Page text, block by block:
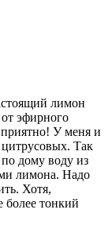
лимон
эфирного
У меня и
Так
дому воду из
лимона. Надо
Хотя,
более тонкий